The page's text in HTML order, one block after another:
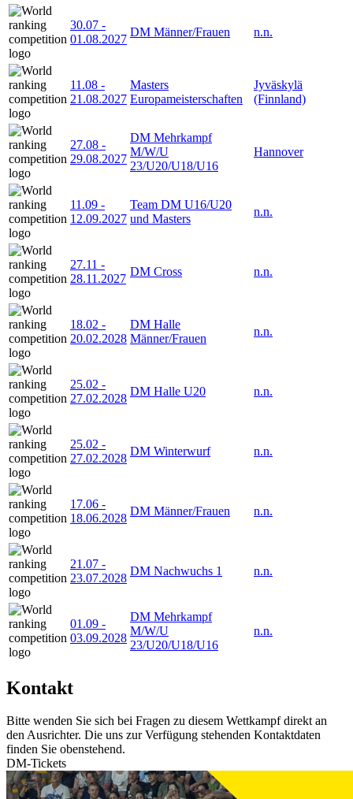
30.07 -
01.08.2027
DM Männer/Frauen n.n.
11.08 -
21.08.2027
Masters
Europameisterschaften
Jyväskylä
(Finnland)
27.08 -
29.08.2027
DM Mehrkampf
M/W/U
23/U20/U18/U16
Hannover
11.09 -
12.09.2027
Team DM U16/U20
und Masters
n.n.
27.11 -
28.11.2027
DM Cross n.n.
18.02 -
20.02.2028
DM Halle
Männer/Frauen
n.n.
25.02 -
27.02.2028
DM Halle U20 n.n.
25.02 -
27.02.2028
DM Winterwurf n.n.
17.06 -
18.06.2028
DM Männer/Frauen n.n.
21.07 -
23.07.2028
DM Nachwuchs 1 n.n.
01.09 -
03.09.2028
DM Mehrkampf
M/W/U
23/U20/U18/U16
n.n.
Kontakt
Bitte wenden Sie sich bei Fragen zu diesem Wettkampf direkt an
den Ausrichter. Die uns zur Verfügung stehenden Kontaktdaten
finden Sie obenstehend.
DM-Tickets